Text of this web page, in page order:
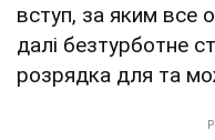
вступ, за яким все
далі безтурботне
розрядка для та